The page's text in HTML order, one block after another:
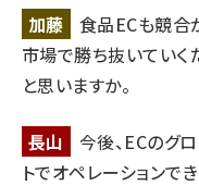
加藤
食品ECも競合
市場で勝ち抜いていく
と思いますか。
長山
今後、ECのグ
トでオペレーションで